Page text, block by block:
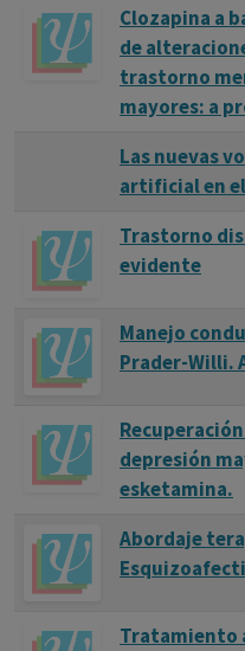
Clozapina a
de
trastorno
mayores: a
Las nuevas
artificial en
Trastorno
evidente
Manejo
Prader-Willi.
depresión
esketamina.
Abordaje
Tratamiento